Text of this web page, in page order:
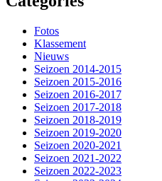
Fotos
Klassement
Nieuws
Seizoen 2014-2015
Seizoen 2015-2016
Seizoen 2016-2017
Seizoen 2017-2018
Seizoen 2018-2019
Seizoen 2019-2020
Seizoen 2020-2021
Seizoen 2021-2022
Seizoen 2022-2023